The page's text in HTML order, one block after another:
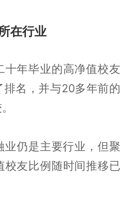
在行业
十年毕业的高净值校友
排名，并与20多年前的
业仍是主要行业，但聚
校友比例随时间推移已